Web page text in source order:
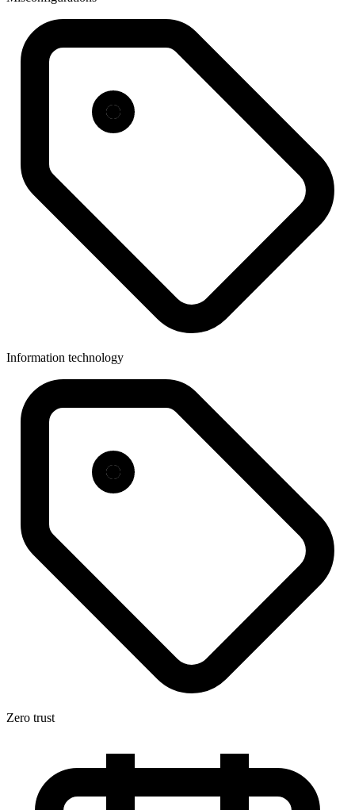
Information technology
Zero trust